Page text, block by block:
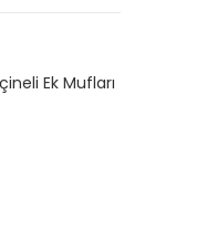
Ek Mufları